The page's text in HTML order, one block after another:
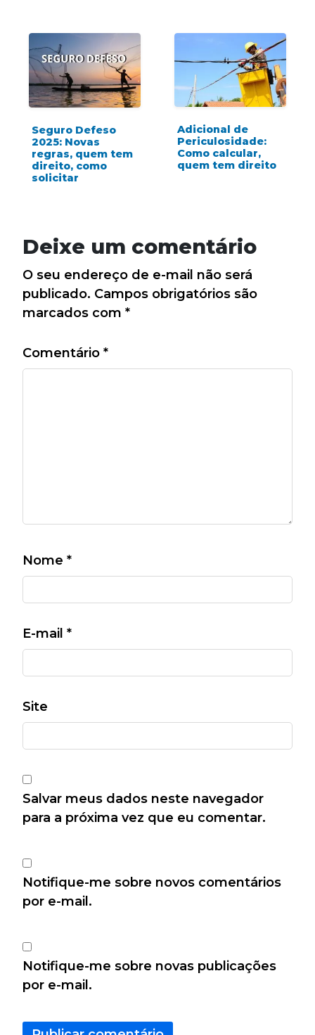
Seguro Defeso
2025: Novas
regras, quem tem
direito, como
solicitar
Adicional de
Periculosidade:
Como calcular,
quem tem direito
Deixe um comentário
O seu endereço de e-mail não será
publicado. Campos obrigatórios são
marcados com *
Comentário *
Nome *
E-mail *
Site
Salvar meus dados neste navegador
para a próxima vez que eu comentar.
Notifique-me sobre novos comentários
por e-mail.
Notifique-me sobre novas publicações
por e-mail.